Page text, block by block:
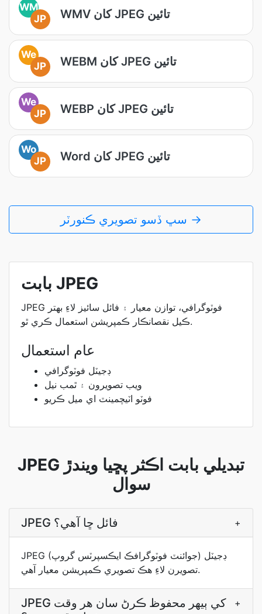
WM
JP
WMV کان JPEG تائين
We
JP
WEBM کان JPEG تائين
We
JP
WEBP کان JPEG تائين
Wo
JP
Word کان JPEG تائين
سڀ ڏسو تصويري ڪنورٽر →
بابت JPEG
JPEG فوٽوگرافي، توازن معيار ۽ فائل سائيز لاءِ بهتر
ڪيل نقصانڪار ڪمپريشن استعمال ڪري ٿو.
عام استعمال
ڊجيٽل فوٽوگرافي
ويب تصويرون ۽ ٿمب نيل
فوٽو اٽيچمينٽ اي ميل ڪريو
JPEG تبديلي بابت اڪثر پڇيا ويندڙ
سوال
JPEG فائل ڇا آھي؟ +
JPEG (جوائنٽ فوٽوگرافڪ ايڪسپرٽس گروپ) ڊجيٽل
تصويرن لاءِ هڪ تصويري ڪمپريشن معيار آهي.
JPEG کي ٻيهر محفوظ ڪرڻ سان هر وقت
+